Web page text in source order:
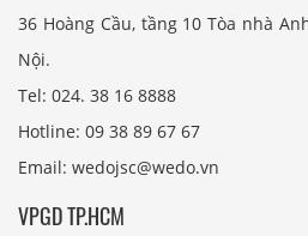
36 Hoàng Cầu, tầng 10 Tòa nhà
Nội.
Tel: 024. 38 16 8888
Hotline: 09 38 89 67 67
Email: wedojsc@wedo.vn
VPGD TP.HCM